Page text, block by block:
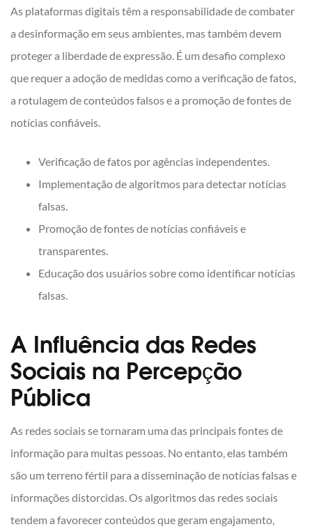
As plataformas digitais têm a responsabilidade de combater
a desinformação em seus ambientes, mas também devem
proteger a liberdade de expressão. É um desafio complexo
que requer a adoção de medidas como a verificação de fatos,
a rotulagem de conteúdos falsos e a promoção de fontes de
notícias confiáveis.
Verificação de fatos por agências independentes.
Implementação de algoritmos para detectar notícias
falsas.
Promoção de fontes de notícias confiáveis e
transparentes.
Educação dos usuários sobre como identificar notícias
falsas.
A Influência das Redes
Sociais na Percepção
Pública
As redes sociais se tornaram uma das principais fontes de
informação para muitas pessoas. No entanto, elas também
são um terreno fértil para a disseminação de notícias falsas e
informações distorcidas. Os algoritmos das redes sociais
tendem a favorecer conteúdos que geram engajamento,